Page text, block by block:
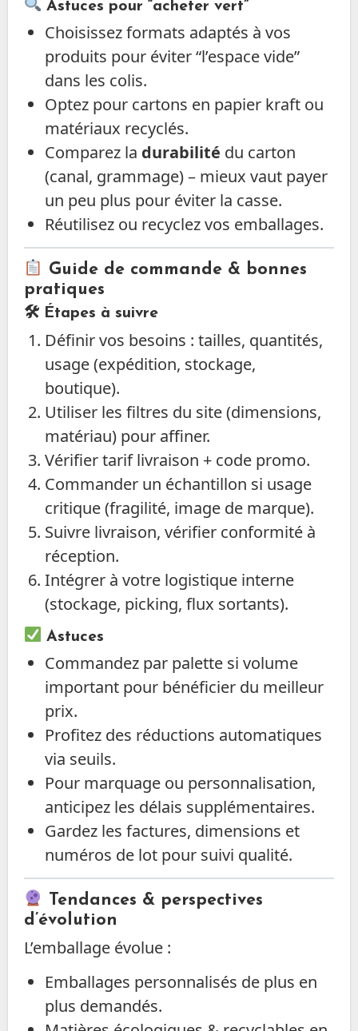
Astuces pour “acheter vert”
Choisissez formats adaptés à vos
produits pour éviter “l’espace vide”
dans les colis.
Optez pour cartons en papier kraft ou
matériaux recyclés.
Comparez la durabilité du carton
(canal, grammage) – mieux vaut payer
un peu plus pour éviter la casse.
Réutilisez ou recyclez vos emballages.
Guide de commande & bonnes
pratiques
🛠 Étapes à suivre
Définir vos besoins : tailles, quantités,
usage (expédition, stockage,
boutique).
Utiliser les filtres du site (dimensions,
matériau) pour affiner.
Vérifier tarif livraison + code promo.
Commander un échantillon si usage
critique (fragilité, image de marque).
Suivre livraison, vérifier conformité à
réception.
Intégrer à votre logistique interne
(stockage, picking, flux sortants).
Astuces
Commandez par palette si volume
important pour bénéficier du meilleur
prix.
Profitez des réductions automatiques
via seuils.
Pour marquage ou personnalisation,
anticipez les délais supplémentaires.
Gardez les factures, dimensions et
numéros de lot pour suivi qualité.
Tendances & perspectives
d’évolution
L’emballage évolue :
Emballages personnalisés de plus en
plus demandés.